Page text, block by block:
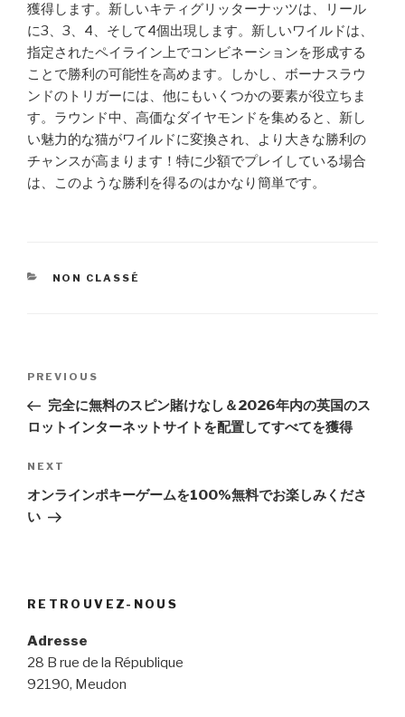
獲得します。新しいキティグリッターナッツは、リール
に3、3、4、そして4個出現します。新しいワイルドは、
指定されたペイライン上でコンビネーションを形成する
ことで勝利の可能性を高めます。しかし、ボーナスラウ
ンドのトリガーには、他にもいくつかの要素が役立ちま
す。ラウンド中、高価なダイヤモンドを集めると、新し
い魅力的な猫がワイルドに変換され、より大きな勝利の
チャンスが高まります！特に少額でプレイしている場合
は、このような勝利を得るのはかなり簡単です。
CATEGORIES
NON CLASSÉ
Post
navigation
Previous
Post
PREVIOUS
完全に無料のスピン賭けなし＆2026年内の英国のス
ロットインターネットサイトを配置してすべてを獲得
Next
Post
NEXT
オンラインポキーゲームを100%無料でお楽しみくださ
い
RETROUVEZ-NOUS
Adresse
28 B rue de la République
92190, Meudon